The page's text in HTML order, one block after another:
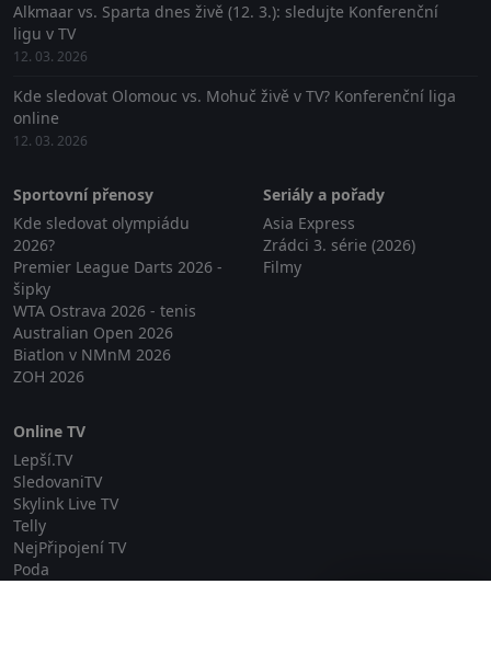
Alkmaar vs. Sparta dnes živě (12. 3.): sledujte Konferenční
ligu v TV
12. 03. 2026
Kde sledovat Olomouc vs. Mohuč živě v TV? Konferenční liga
online
12. 03. 2026
Sportovní přenosy
Kde sledovat olympiádu
2026?
Premier League Darts 2026 -
šipky
WTA Ostrava 2026 - tenis
Australian Open 2026
Biatlon v NMnM 2026
ZOH 2026
Seriály a pořady
Asia Express
Zrádci 3. série (2026)
Filmy
Online TV
Lepší.TV
SledovaniTV
Skylink Live TV
Telly
NejPřipojení TV
Poda